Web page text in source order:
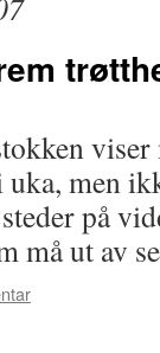
men
på
må ut av